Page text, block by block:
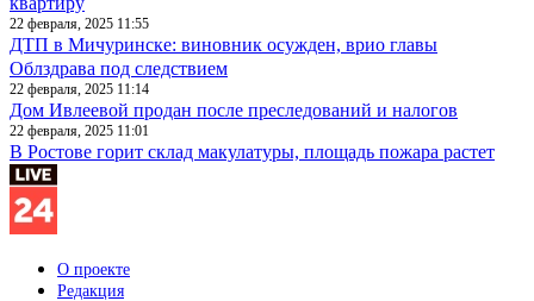
22 февраля, 2025 11:55
ДТП в Мичуринске: виновник осужден, врио главы
Облздрава под следствием
22 февраля, 2025 11:14
Дом Ивлеевой продан после преследований и налогов
22 февраля, 2025 11:01
В Ростове горит склад макулатуры, площадь пожара растет
О проекте
Редакция